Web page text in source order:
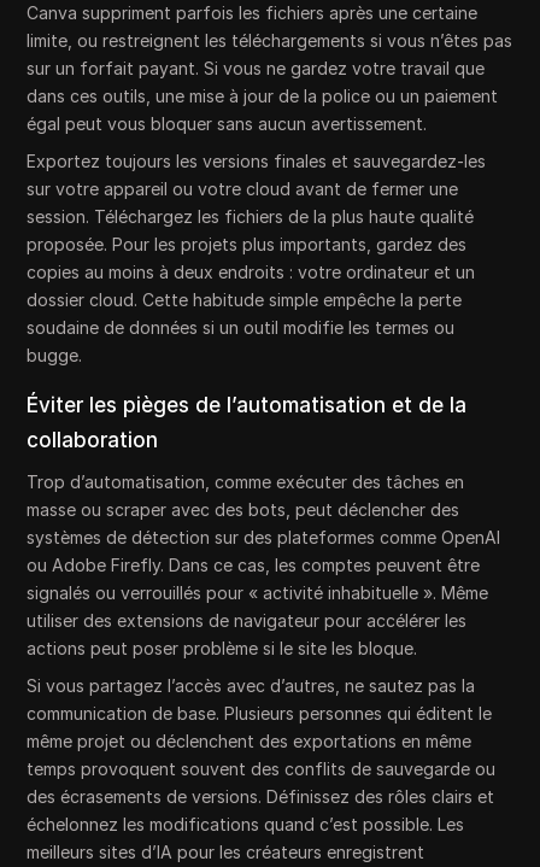
Canva suppriment parfois les fichiers après une certaine
limite, ou restreignent les téléchargements si vous n’êtes pas
sur un forfait payant. Si vous ne gardez votre travail que
dans ces outils, une mise à jour de la police ou un paiement
égal peut vous bloquer sans aucun avertissement.
Exportez toujours les versions finales et sauvegardez-les
sur votre appareil ou votre cloud avant de fermer une
session. Téléchargez les fichiers de la plus haute qualité
proposée. Pour les projets plus importants, gardez des
copies au moins à deux endroits : votre ordinateur et un
dossier cloud. Cette habitude simple empêche la perte
soudaine de données si un outil modifie les termes ou
bugge.
Éviter les pièges de l’automatisation et de la
collaboration
Trop d’automatisation, comme exécuter des tâches en
masse ou scraper avec des bots, peut déclencher des
systèmes de détection sur des plateformes comme OpenAI
ou Adobe Firefly. Dans ce cas, les comptes peuvent être
signalés ou verrouillés pour « activité inhabituelle ». Même
utiliser des extensions de navigateur pour accélérer les
actions peut poser problème si le site les bloque.
Si vous partagez l’accès avec d’autres, ne sautez pas la
communication de base. Plusieurs personnes qui éditent le
même projet ou déclenchent des exportations en même
temps provoquent souvent des conflits de sauvegarde ou
des écrasements de versions. Définissez des rôles clairs et
échelonnez les modifications quand c’est possible. Les
meilleurs sites d’IA pour les créateurs enregistrent